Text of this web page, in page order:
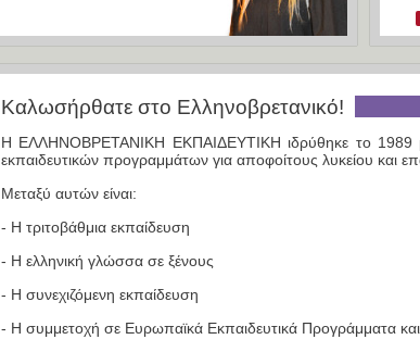
Καλωσήρθατε στο Ελληνοβρετανικό!
Η ΕΛΛΗΝΟΒΡΕΤΑΝΙΚΗ ΕΚΠΑΙΔΕΥΤΙΚΗ ιδρύθηκε το 1989
εκπαιδευτικών προγραμμάτων για αποφοίτους λυκείου και
Μεταξύ αυτών είναι:
- Η τριτοβάθμια εκπαίδευση
- Η ελληνική γλώσσα σε ξένους
- Η συνεχιζόμενη εκπαίδευση
- Η συμμετοχή σε Ευρωπαϊκά Εκπαιδευτικά Προγράμματα και